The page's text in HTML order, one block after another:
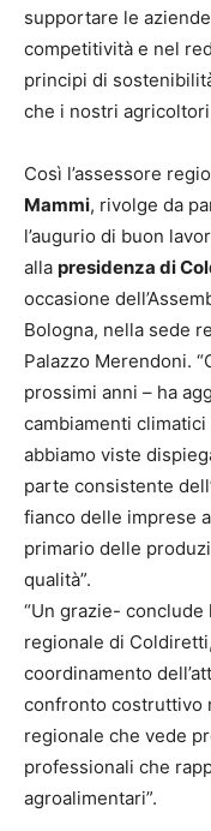
supportare le
competitività e nel
principi di
che i nostri
Così l’assessore
Mammi, rivolge da
l’augurio di buon
alla presidenza di
occasione
Bologna, nella sede
Palazzo Merendoni.
prossimi anni – ha
cambiamenti
abbiamo viste
parte consistente
fianco delle imprese
primario delle
qualità”.
“Un grazie- conclude
regionale di
coordinamento
confronto costruttivo
regionale che vede
professionali che
agroalimentari”.